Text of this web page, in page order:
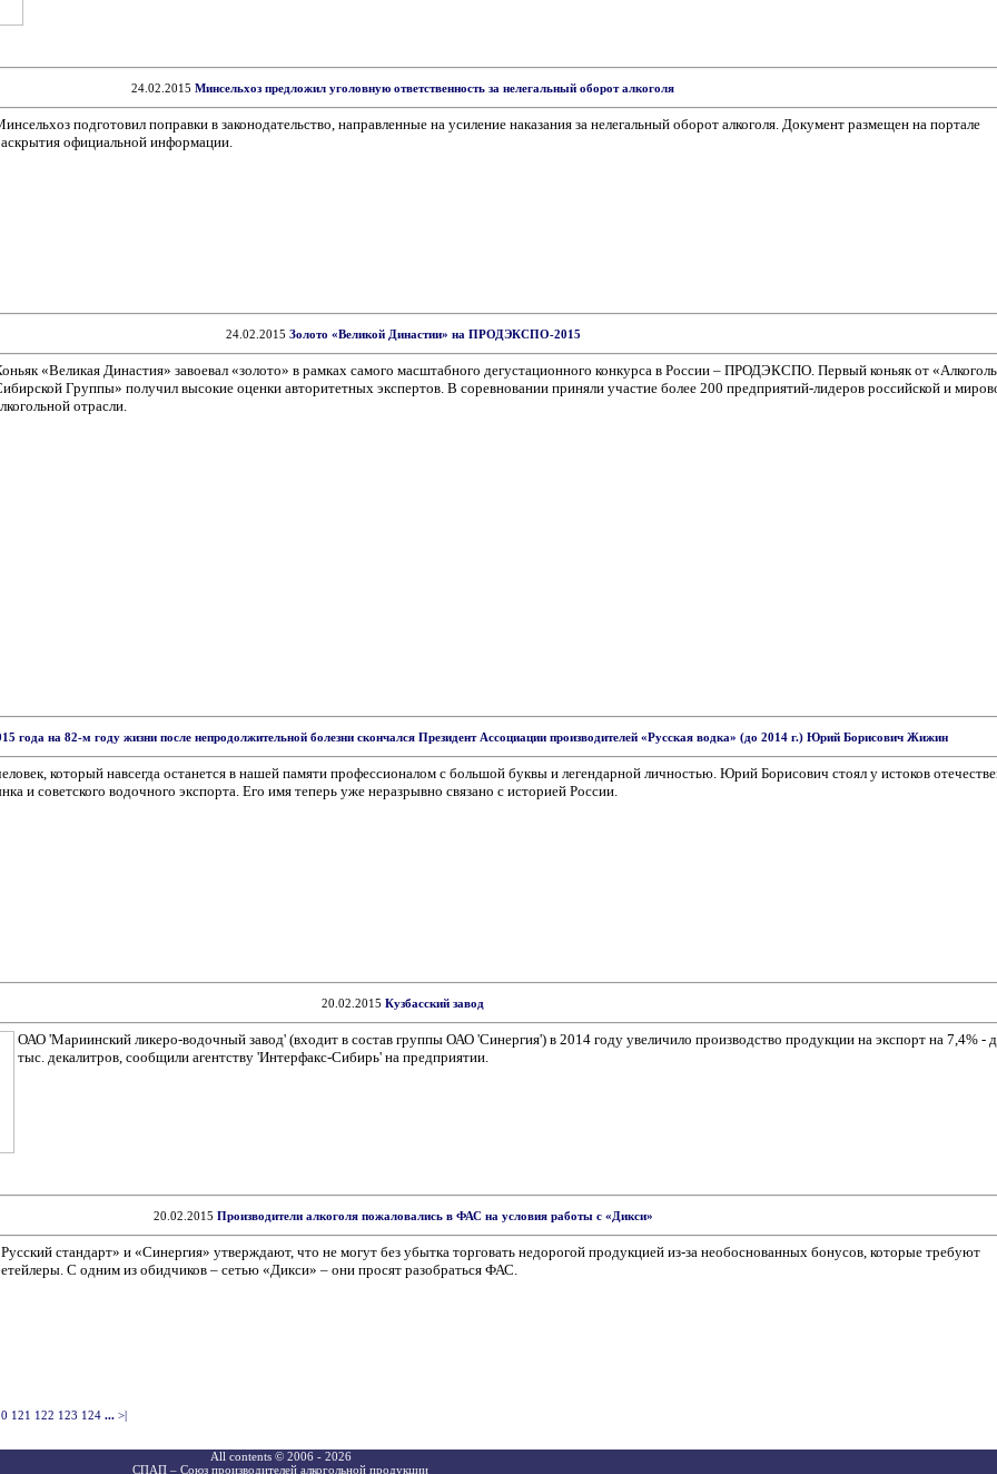
24.02.2015 Минсельхоз предложил уголовную ответственность за нелегальный оборот алкоголя
подготовил поправки в законодательство, направленные на усиление наказания за нелегальный оборот алкоголя. Документ размещен на портале
официальной информации.
24.02.2015 Золото «Великой Династии» на ПРОДЭКСПО-2015
«Великая Династия» завоевал «золото» в рамках самого масштабного дегустационного конкурса в России – ПРОДЭКСПО. Первый коньяк от
Группы» получил высокие оценки авторитетных экспертов. В соревновании приняли участие более 200 предприятий-лидеров российской и
отрасли.
года на 82-м году жизни после непродолжительной болезни скончался Президент Ассоциации производителей «Русская водка» (до 2014 г.) Юрий Борисович Жижин
который навсегда останется в нашей памяти профессионалом с большой буквы и легендарной личностью. Юрий Борисович стоял у истоков
и советского водочного экспорта. Его имя теперь уже неразрывно связано с историей России.
20.02.2015 Кузбасский завод
ОАО 'Мариинский ликеро-водочный завод' (входит в состав группы ОАО 'Синергия') в 2014 году увеличило производство продукции на экспорт на 7,4% -
тыс. декалитров, сообщили агентству 'Интерфакс-Сибирь' на предприятии.
20.02.2015 Производители алкоголя пожаловались в ФАС на условия работы с «Дикси»
стандарт» и «Синергия» утверждают, что не могут без убытка торговать недорогой продукцией из-за необоснованных бонусов, которые требуют
С одним из обидчиков – сетью «Дикси» – они просят разобраться ФАС.
121 122 123 124 ... >|
All contents © 2006 - 2026
СПАП – Союз производителей алкогольной продукции